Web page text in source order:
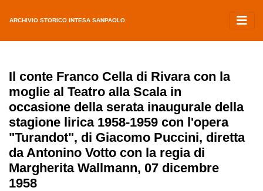
ARCHIVIO STORICO INTESA SANPAOLO
Il conte Franco Cella di Rivara con la
moglie al Teatro alla Scala in
occasione della serata inaugurale della
stagione lirica 1958-1959 con l'opera
"Turandot", di Giacomo Puccini, diretta
da Antonino Votto con la regia di
Margherita Wallmann, 07 dicembre
1958